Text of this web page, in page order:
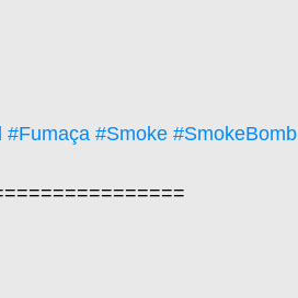
#Fumaça #Smoke #SmokeBomb